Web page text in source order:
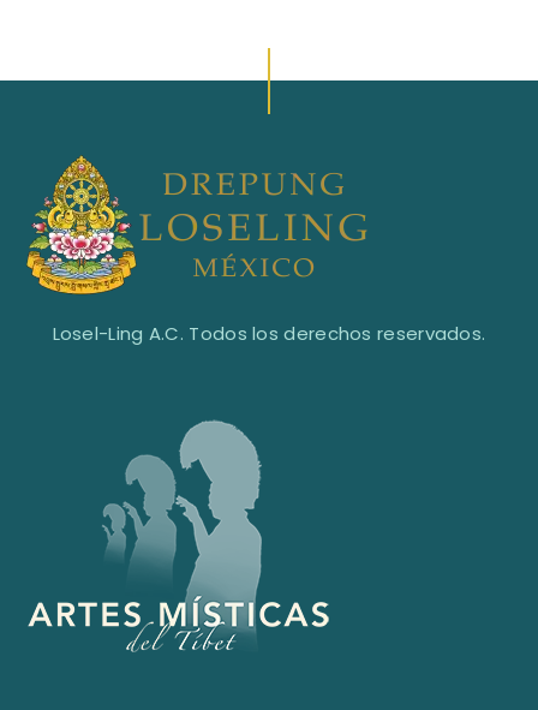
Losel-Ling A.C. Todos los derechos reservados.